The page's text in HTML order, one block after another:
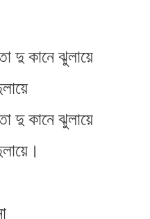
দু কানে ঝুলায়ে
দু কানে ঝুলায়ে